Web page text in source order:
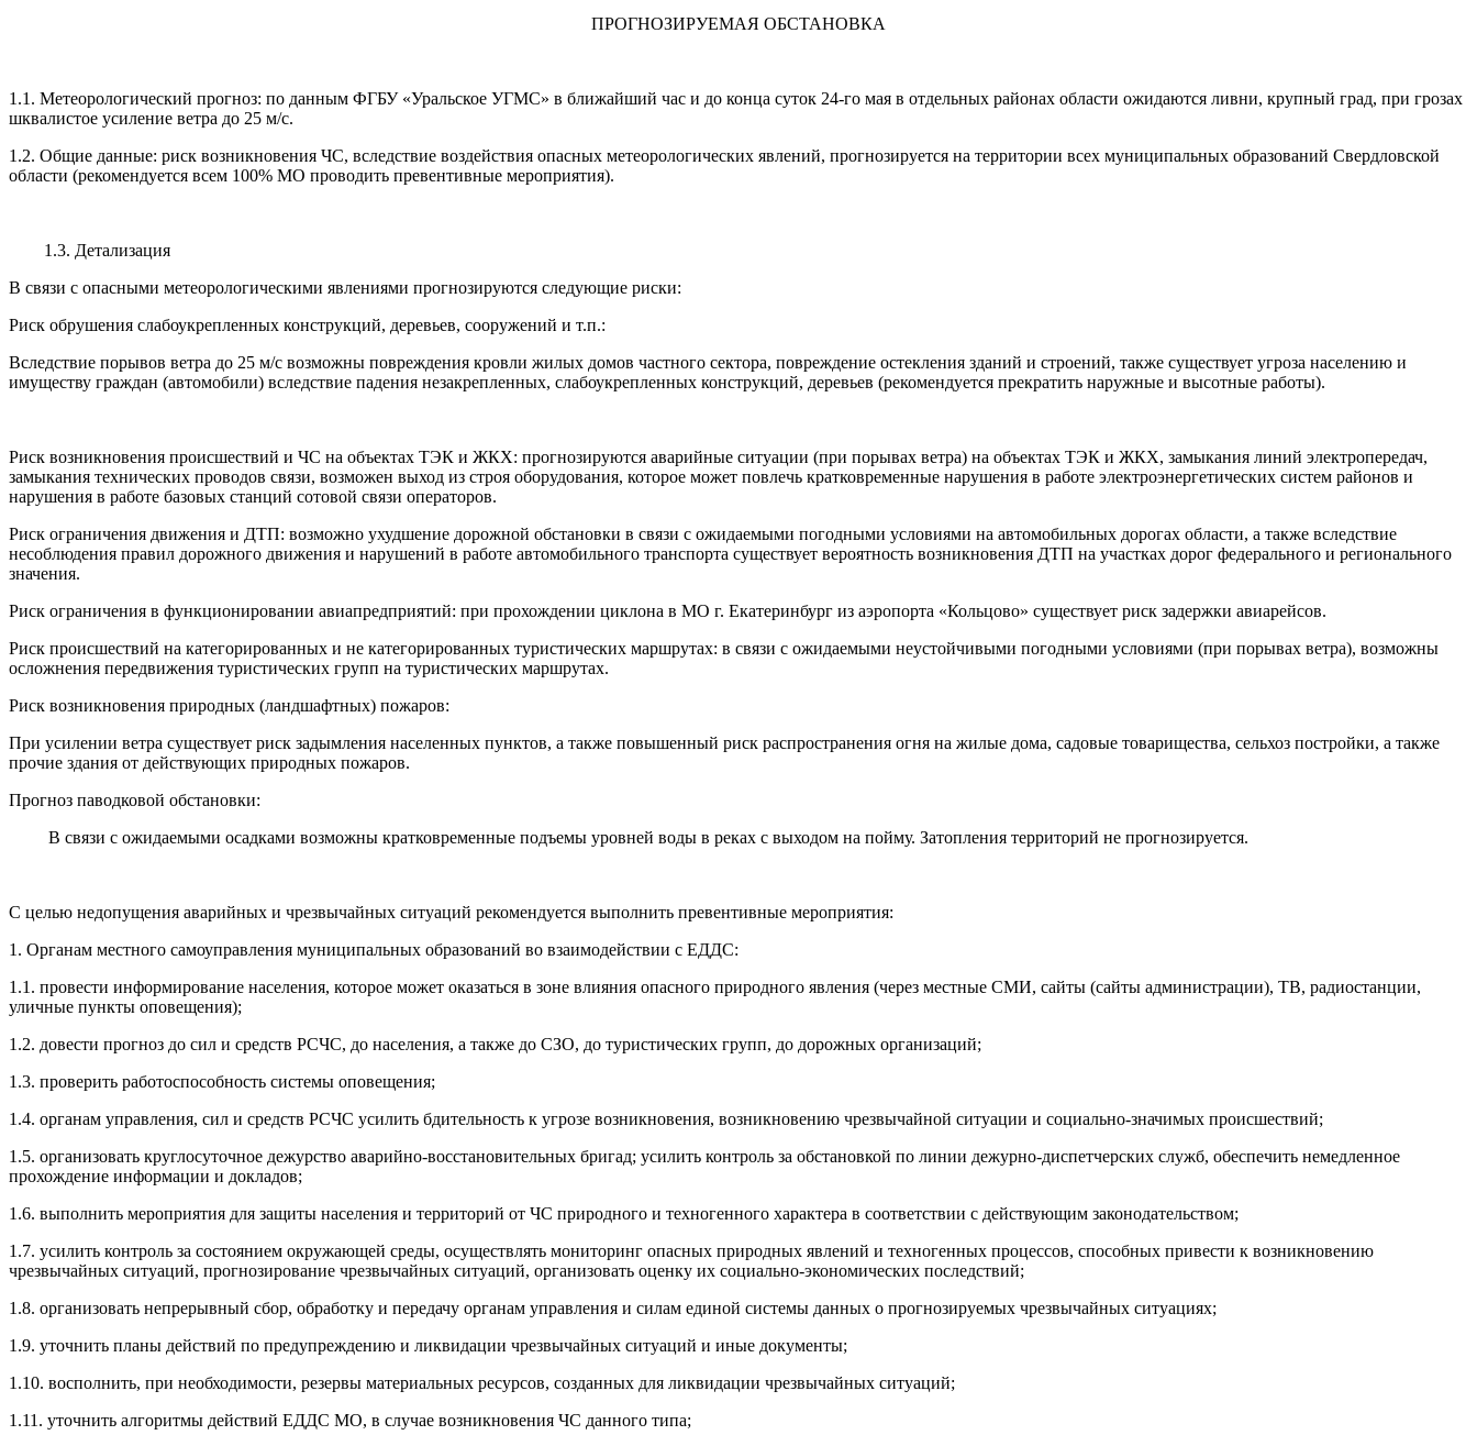
ПРОГНОЗИРУЕМАЯ ОБСТАНОВКА
1.1. Метеорологический прогноз: по данным ФГБУ «Уральское УГМС» в ближайший час и до конца суток 24-го мая в отдельных районах области ожидаются ливни, крупный град, при грозах
шквалистое усиление ветра до 25 м/с.
1.2. Общие данные: риск возникновения ЧС, вследствие воздействия опасных метеорологических явлений, прогнозируется на территории всех муниципальных образований Свердловской
области (рекомендуется всем 100% МО проводить превентивные мероприятия).
1.3. Детализация
В связи с опасными метеорологическими явлениями прогнозируются следующие риски:
Риск обрушения слабоукрепленных конструкций, деревьев, сооружений и т.п.:
Вследствие порывов ветра до 25 м/с возможны повреждения кровли жилых домов частного сектора, повреждение остекления зданий и строений, также существует угроза населению и
имуществу граждан (автомобили) вследствие падения незакрепленных, слабоукрепленных конструкций, деревьев (рекомендуется прекратить наружные и высотные работы).
Риск возникновения происшествий и ЧС на объектах ТЭК и ЖКХ: прогнозируются аварийные ситуации (при порывах ветра) на объектах ТЭК и ЖКХ, замыкания линий электропередач,
замыкания технических проводов связи, возможен выход из строя оборудования, которое может повлечь кратковременные нарушения в работе электроэнергетических систем районов и
нарушения в работе базовых станций сотовой связи операторов.
Риск ограничения движения и ДТП: возможно ухудшение дорожной обстановки в связи с ожидаемыми погодными условиями на автомобильных дорогах области, а также вследствие
несоблюдения правил дорожного движения и нарушений в работе автомобильного транспорта существует вероятность возникновения ДТП на участках дорог федерального и регионального
значения.
Риск ограничения в функционировании авиапредприятий: при прохождении циклона в МО г. Екатеринбург из аэропорта «Кольцово» существует риск задержки авиарейсов.
Риск происшествий на категорированных и не категорированных туристических маршрутах: в связи с ожидаемыми неустойчивыми погодными условиями (при порывах ветра), возможны
осложнения передвижения туристических групп на туристических маршрутах.
Риск возникновения природных (ландшафтных) пожаров:
При усилении ветра существует риск задымления населенных пунктов, а также повышенный риск распространения огня на жилые дома, садовые товарищества, сельхоз постройки, а также
прочие здания от действующих природных пожаров.
Прогноз паводковой обстановки:
В связи с ожидаемыми осадками возможны кратковременные подъемы уровней воды в реках с выходом на пойму. Затопления территорий не прогнозируется.
С целью недопущения аварийных и чрезвычайных ситуаций рекомендуется выполнить превентивные мероприятия:
1. Органам местного самоуправления муниципальных образований во взаимодействии с ЕДДС:
1.1. провести информирование населения, которое может оказаться в зоне влияния опасного природного явления (через местные СМИ, сайты (сайты администрации), ТВ, радиостанции,
уличные пункты оповещения);
1.2. довести прогноз до сил и средств РСЧС, до населения, а также до СЗО, до туристических групп, до дорожных организаций;
1.3. проверить работоспособность системы оповещения;
1.4. органам управления, сил и средств РСЧС усилить бдительность к угрозе возникновения, возникновению чрезвычайной ситуации и социально-значимых происшествий;
1.5. организовать круглосуточное дежурство аварийно-восстановительных бригад; усилить контроль за обстановкой по линии дежурно-диспетчерских служб, обеспечить немедленное
прохождение информации и докладов;
1.6. выполнить мероприятия для защиты населения и территорий от ЧС природного и техногенного характера в соответствии с действующим законодательством;
1.7. усилить контроль за состоянием окружающей среды, осуществлять мониторинг опасных природных явлений и техногенных процессов, способных привести к возникновению
чрезвычайных ситуаций, прогнозирование чрезвычайных ситуаций, организовать оценку их социально-экономических последствий;
1.8. организовать непрерывный сбор, обработку и передачу органам управления и силам единой системы данных о прогнозируемых чрезвычайных ситуациях;
1.9. уточнить планы действий по предупреждению и ликвидации чрезвычайных ситуаций и иные документы;
1.10. восполнить, при необходимости, резервы материальных ресурсов, созданных для ликвидации чрезвычайных ситуаций;
1.11. уточнить алгоритмы действий ЕДДС МО, в случае возникновения ЧС данного типа;